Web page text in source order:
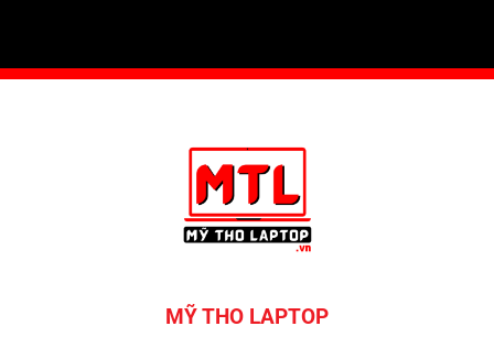
MỸ THO LAPTOP